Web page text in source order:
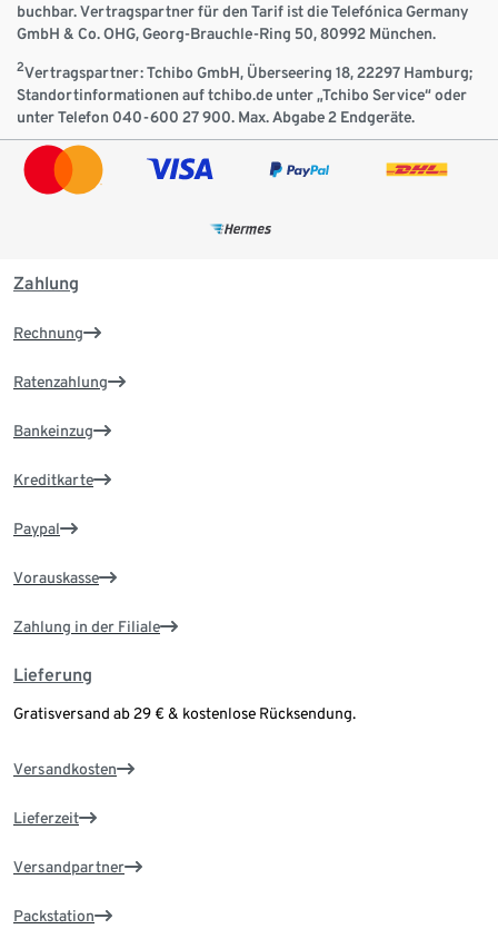
buchbar. Vertragspartner für den Tarif ist die Telefónica Germany
GmbH & Co. OHG, Georg-Brauchle-Ring 50, 80992 München.
2Vertragspartner: Tchibo GmbH, Überseering 18, 22297 Hamburg;
Standortinformationen auf tchibo.de unter „Tchibo Service“ oder
unter Telefon 040-600 27 900. Max. Abgabe 2 Endgeräte.
Zahlung
Rechnung
Ratenzahlung
Bankeinzug
Kreditkarte
Paypal
Vorauskasse
Zahlung in der Filiale
Lieferung
Gratisversand ab 29 € & kostenlose Rücksendung.
Versandkosten
Lieferzeit
Versandpartner
Packstation